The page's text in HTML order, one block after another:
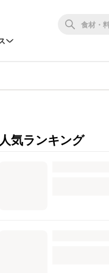
人気ランキング